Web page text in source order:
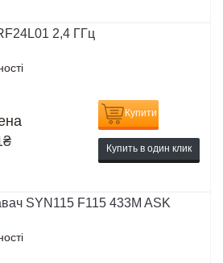
2,4 ГГц
₴
Купити
Купить в один клик
SYN115 F115 433M ASK